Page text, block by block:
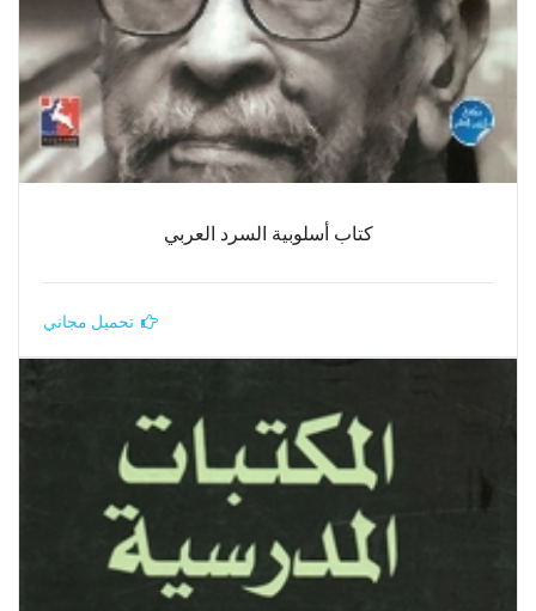
كتاب أسلوبية السرد العربي
تحميل مجاني